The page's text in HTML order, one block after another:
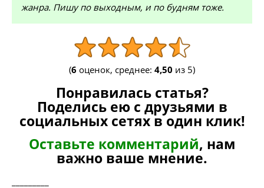
жанра. Пишу по выходным, и по будням тоже.
(6 оценок, среднее: 4,50 из 5)
Понравилась статья?
Поделись ею с друзьями в
социальных сетях в один клик!
Оставьте комментарий, нам
важно ваше мнение.